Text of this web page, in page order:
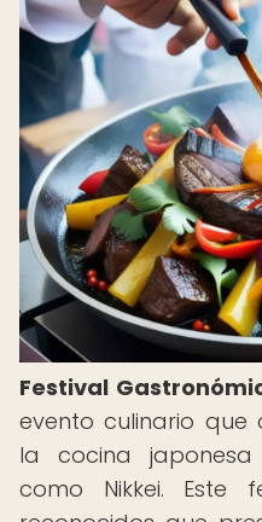
Festival
evento culinario
la cocina
como Nikkei. Este